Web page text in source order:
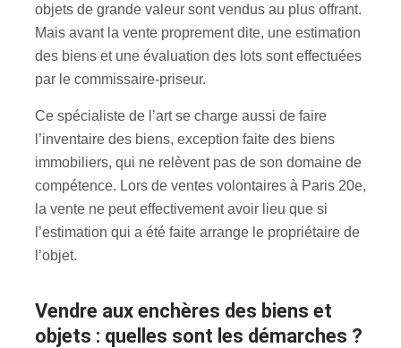
objets de grande valeur sont vendus au plus offrant.
Mais avant la vente proprement dite, une estimation
des biens et une évaluation des lots sont effectuées
par le commissaire-priseur.
Ce spécialiste de l’art se charge aussi de faire
l’inventaire des biens, exception faite des biens
immobiliers, qui ne relèvent pas de son domaine de
compétence. Lors de ventes volontaires à Paris 20e,
la vente ne peut effectivement avoir lieu que si
l’estimation qui a été faite arrange le propriétaire de
l’objet.
Vendre aux enchères des biens et
objets : quelles sont les démarches ?